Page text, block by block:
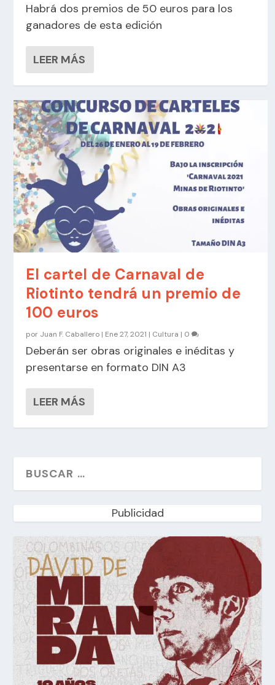
Habrá dos premios de 50 euros para los
ganadores de esta edición
LEER MÁS
El cartel de Carnaval de
Riotinto tendrá un premio de
100 euros
por Juan F. Caballero | Ene 27, 2021 | Cultura | 0
Deberán ser obras originales e inéditas y
presentarse en formato DIN A3
LEER MÁS
Publicidad